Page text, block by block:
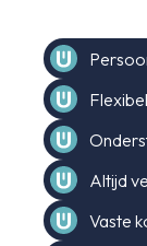
Altijd
Vaste